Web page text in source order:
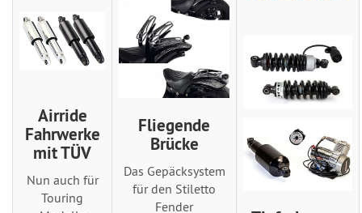
Airride
Fahrwerke
mit TÜV
Nun auch für
Touring
Fliegende
Brücke
Das Gepäcksystem
für den Stiletto
Fender